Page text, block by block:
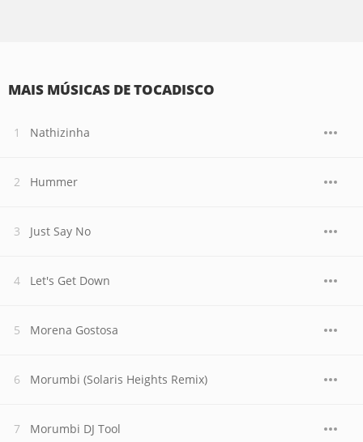
MAIS MÚSICAS DE TOCADISCO
Nathizinha
Hummer
Just Say No
Let's Get Down
Morena Gostosa
Morumbi (Solaris Heights Remix)
Morumbi DJ Tool